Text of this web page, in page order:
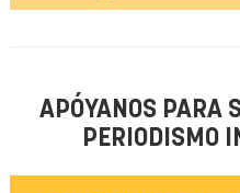
APÓYANOS PARA
PERIODISMO